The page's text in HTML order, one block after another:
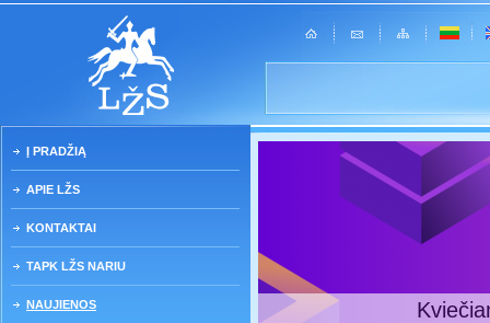
Į PRADŽIĄ
APIE LŽS
KONTAKTAI
TAPK LŽS NARIU
NAUJIENOS